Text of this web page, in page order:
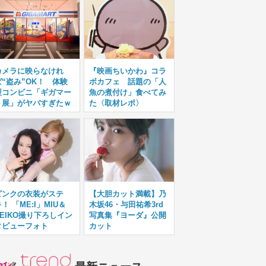
メラに映らなけれ
“盗み”OK！ 体験
コンビニ「ギガマー
展」がヤバすぎたｗ
『映画ちいかわ』コラ
ボカフェ 話題の「人
魚の煮付け」食べてみ
た〈取材レポ〉
ンクの衣装がステ
！ 「ME:I」MIU＆
撮り下ろしイン
ビューフォト
【大胆カット満載】乃
木坂46・与田祐希3rd
写真集『ヨーダ』公開
カット